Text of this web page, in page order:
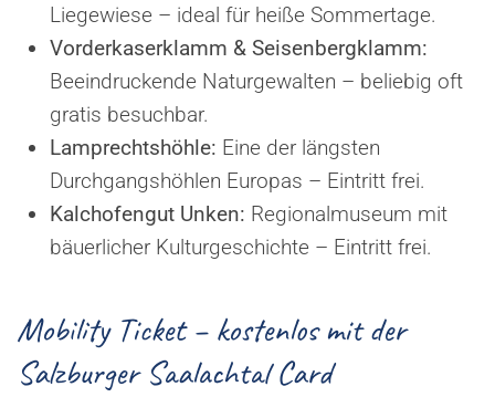
Liegewiese – ideal für heiße Sommertage.
Vorderkaserklamm & Seisenbergklamm:
Beeindruckende Naturgewalten – beliebig oft
gratis besuchbar.
Lamprechtshöhle: Eine der längsten
Durchgangshöhlen Europas – Eintritt frei.
Kalchofengut Unken: Regionalmuseum mit
bäuerlicher Kulturgeschichte – Eintritt frei.
Mobility Ticket – kostenlos mit der
Salzburger Saalachtal Card